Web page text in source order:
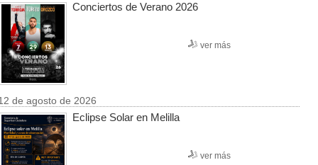
Conciertos de Verano 2026
ver más
de agosto de 2026
Eclipse Solar en Melilla
ver más